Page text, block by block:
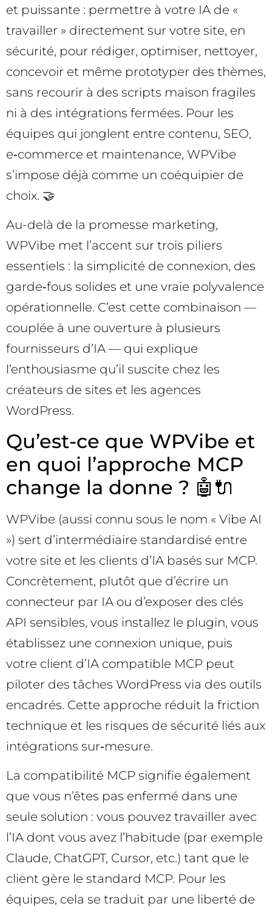
et puissante : permettre à votre IA de «
travailler » directement sur votre site, en
sécurité, pour rédiger, optimiser, nettoyer,
concevoir et même prototyper des thèmes,
sans recourir à des scripts maison fragiles
ni à des intégrations fermées. Pour les
équipes qui jonglent entre contenu, SEO,
e‑commerce et maintenance, WPVibe
s’impose déjà comme un coéquipier de
choix. 🤝
Au-delà de la promesse marketing,
WPVibe met l’accent sur trois piliers
essentiels : la simplicité de connexion, des
garde‑fous solides et une vraie polyvalence
opérationnelle. C’est cette combinaison —
couplée à une ouverture à plusieurs
fournisseurs d’IA — qui explique
l’enthousiasme qu’il suscite chez les
créateurs de sites et les agences
WordPress.
Qu’est-ce que WPVibe et
en quoi l’approche MCP
change la donne ? 🤖🔌
WPVibe (aussi connu sous le nom « Vibe AI
») sert d’intermédiaire standardisé entre
votre site et les clients d’IA basés sur MCP.
Concrètement, plutôt que d’écrire un
connecteur par IA ou d’exposer des clés
API sensibles, vous installez le plugin, vous
établissez une connexion unique, puis
votre client d’IA compatible MCP peut
piloter des tâches WordPress via des outils
encadrés. Cette approche réduit la friction
technique et les risques de sécurité liés aux
intégrations sur‑mesure.
La compatibilité MCP signifie également
que vous n’êtes pas enfermé dans une
seule solution : vous pouvez travailler avec
l’IA dont vous avez l’habitude (par exemple
Claude, ChatGPT, Cursor, etc.) tant que le
client gère le standard MCP. Pour les
équipes, cela se traduit par une liberté de